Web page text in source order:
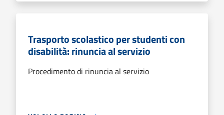
Trasporto scolastico per studenti con
disabilità: rinuncia al servizio
Procedimento di rinuncia al servizio